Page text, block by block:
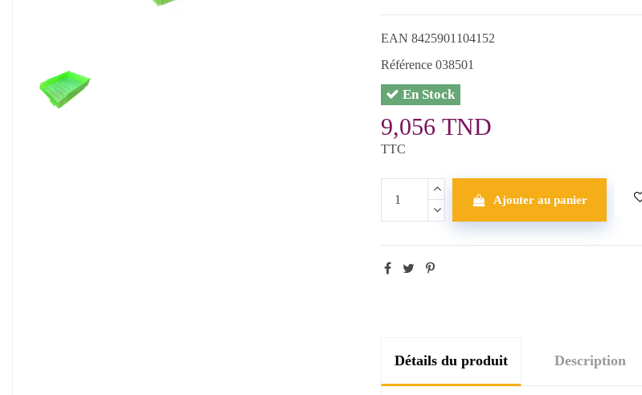
EAN 8425901104152
Référence 038501
En Stock
9,056 TND
TTC
Ajouter au panier
Détails du produit Description